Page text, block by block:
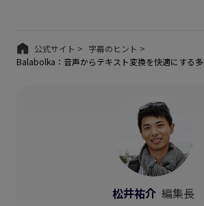
公式サイト > 字幕のヒント >
Balabolka：音声からテキスト変換を快適にする
松井祐介 編集長